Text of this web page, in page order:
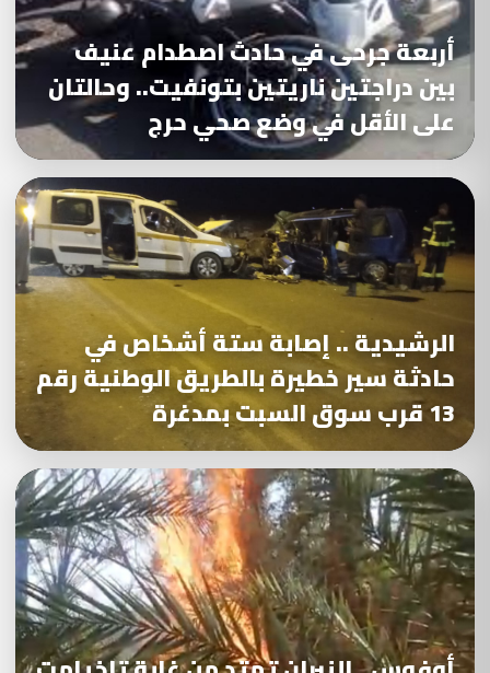
أربعة جرحى في حادث اصطدام عنيف
بين دراجتين ناريتين بتونفيت.. وحالتان
على الأقل في وضع صحي حرج
الرشيدية .. إصابة ستة أشخاص في
حادثة سير خطيرة بالطريق الوطنية رقم
13 قرب سوق السبت بمدغرة